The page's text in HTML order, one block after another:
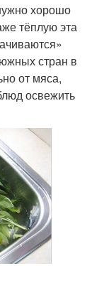
хорошо
тёплую эта
стран в
от мяса,
освежить